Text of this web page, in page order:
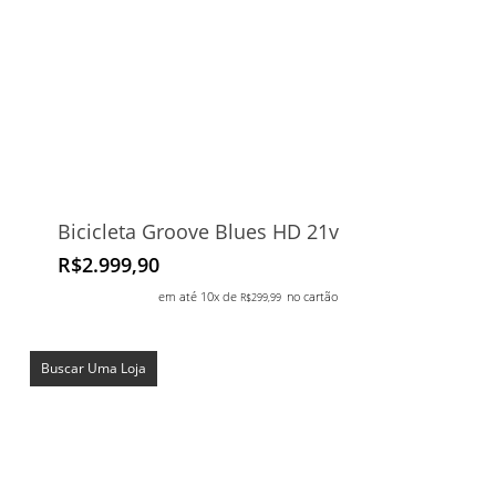
Bicicleta Groove Blues HD 21v
R$2.999,90
em até 10x de R$299,99 no cartão
Buscar Uma Loja